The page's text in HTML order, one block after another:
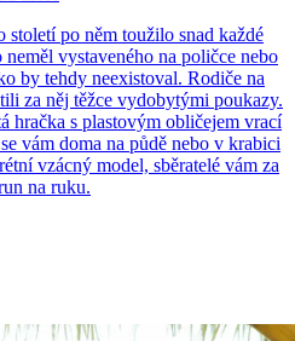
století po něm toužilo snad každé
vystaveného na poličce nebo
by tehdy neexistoval. Rodiče na
za něj těžce vydobytými poukazy.
hračka s plastovým obličejem vrací
vám doma na půdě nebo v krabici
vzácný model, sběratelé vám za
na ruku.